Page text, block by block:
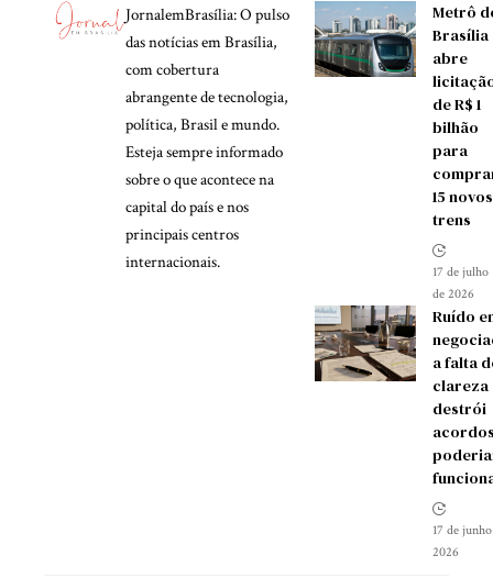
JornalemBrasília: O pulso
das notícias em Brasília,
com cobertura
abrangente de tecnologia,
política, Brasil e mundo.
Esteja sempre informado
sobre o que acontece na
capital do país e nos
principais centros
internacionais.
Metrô
Brasília
abre
de R$ 1
bilhão
para
15 novos
trens
17 de julho
de 2026
Ruído
a falta
clareza
destrói
17 de
2026